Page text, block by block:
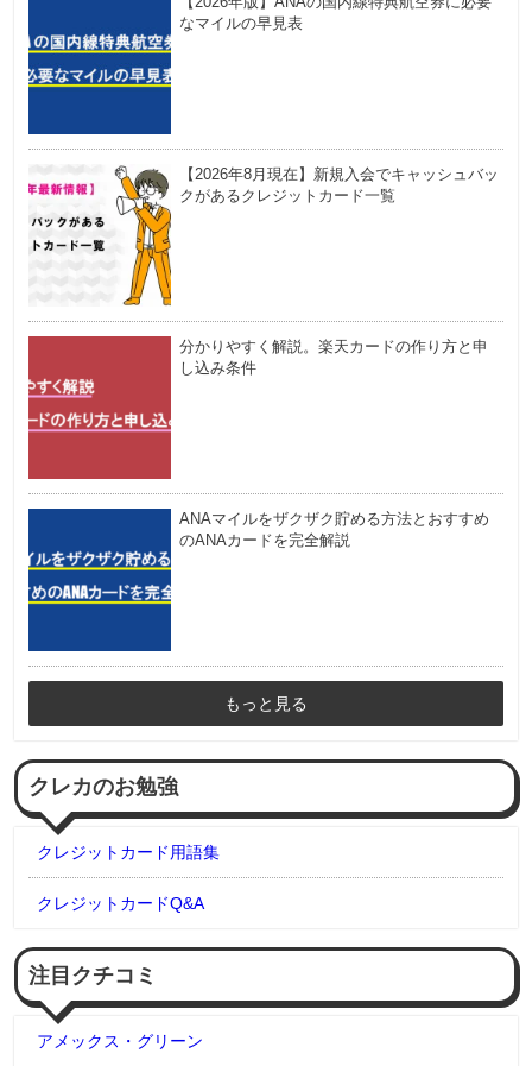
なマイルの早見表
【2026年8月現在】新規入会でキャッシュバッ
クがあるクレジットカード一覧
分かりやすく解説。楽天カードの作り方と申
し込み条件
ANAマイルをザクザク貯める方法とおすすめ
のANAカードを完全解説
もっと見る
クレカのお勉強
クレジットカード用語集
クレジットカードQ&A
注目クチコミ
アメックス・グリーン